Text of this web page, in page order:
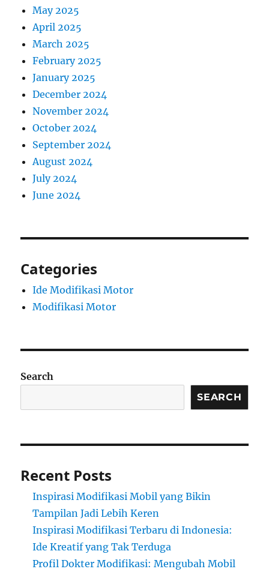
May 2025
April 2025
March 2025
February 2025
January 2025
December 2024
November 2024
October 2024
September 2024
August 2024
July 2024
June 2024
Categories
Ide Modifikasi Motor
Modifikasi Motor
Search
SEARCH
Recent Posts
Inspirasi Modifikasi Mobil yang Bikin
Tampilan Jadi Lebih Keren
Inspirasi Modifikasi Terbaru di Indonesia:
Ide Kreatif yang Tak Terduga
Profil Dokter Modifikasi: Mengubah Mobil